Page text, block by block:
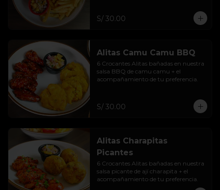
S/ 30.00
Alitas Camu Camu BBQ
6 Crocantes Alitas bañadas en nuestra
salsa BBQ de camu camu + el
acompañamiento de tu preferencia.
S/ 30.00
Alitas Charapitas
Picantes
6 Crocantes Alitas bañadas en nuestra
salsa picante de ají charapita + el
acompañamiento de tu preferencia.